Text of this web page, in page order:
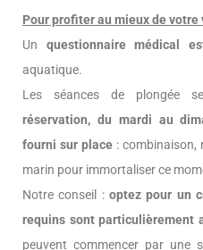
Pour profiter au mieux de votre
Un questionnaire médical
aquatique.
Les séances de plongée
réservation, du mardi au
fourni sur place : combinaison,
marin pour immortaliser ce
Notre conseil : optez pour un
requins sont particulièrement
peuvent commencer par une